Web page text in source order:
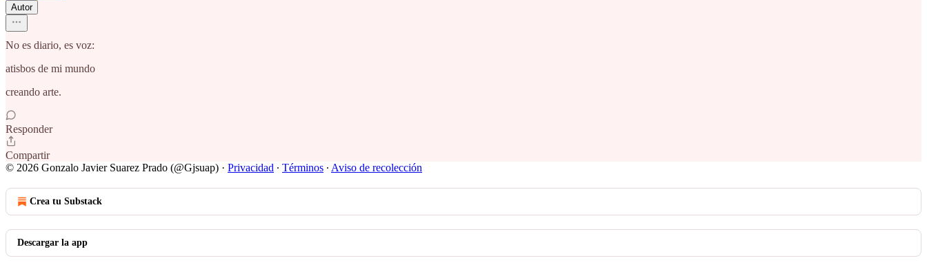
Autor
No es diario, es voz:
atisbos de mi mundo
creando arte.
Responder
Compartir
© 2026 Gonzalo Javier Suarez Prado (@Gjsuap) · Privacidad ∙ Términos ∙ Aviso de recolección
Crea tu Substack
Descargar la app